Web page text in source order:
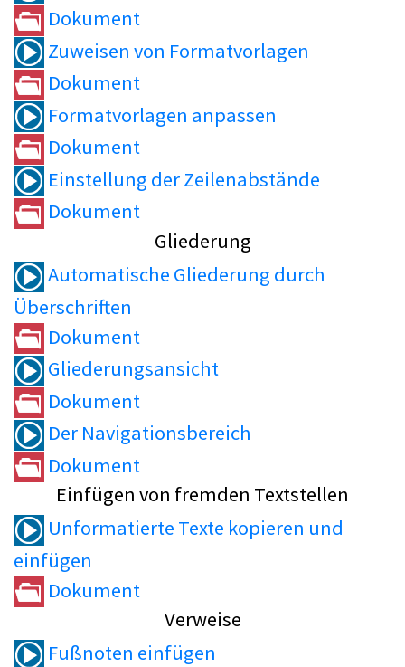
Dokument
Zuweisen von Formatvorlagen
Dokument
Formatvorlagen anpassen
Dokument
Einstellung der Zeilenabstände
Dokument
Gliederung
Automatische Gliederung durch
Überschriften
Dokument
Gliederungsansicht
Dokument
Der Navigationsbereich
Dokument
Einfügen von fremden Textstellen
Unformatierte Texte kopieren und
einfügen
Dokument
Verweise
Fußnoten einfügen